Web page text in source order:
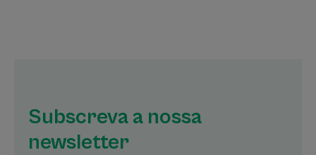
Subscreva a nossa
newsletter